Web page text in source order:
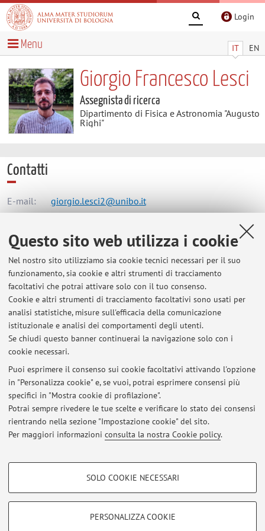
Questo sito web utilizza i cookie
Nel nostro sito utilizziamo sia cookie tecnici necessari per il suo
funzionamento, sia cookie e altri strumenti di tracciamento
facoltativi che potrai attivare solo con il tuo consenso.
Cookie e altri strumenti di tracciamento facoltativi sono usati per
analisi statistiche, misure sull'efficacia della comunicazione
istituzionale e analisi dei comportamenti degli utenti.
Se chiudi questo banner continuerai la navigazione solo con i
cookie necessari.
Puoi esprimere il consenso sui cookie facoltativi attivando l'opzione
in "Personalizza cookie" e, se vuoi, potrai esprimere consensi più
specifici in "Mostra cookie di profilazione".
Potrai sempre rivedere le tue scelte e verificare lo stato dei consensi
rientrando nella sezione "Impostazione cookie" del sito.
Per maggiori informazioni consulta la nostra Cookie policy.
COOKIE DI PROFILAZIONE - FACOLTATIVI
SOLO COOKIE NECESSARI
PERSONALIZZA COOKIE
Login
IT EN
Menu
Giorgio Francesco Lesci
Assegnista di ricerca
Dipartimento di Fisica e Astronomia "Augusto
Righi"
Contatti
E-mail: giorgio.lesci2@unibo.it
Dipartimento di Fisica e Astronomia "Augusto Righi"
Viale Berti Pichat 6/2, Bologna -Vai alla mappa
Risorse in rete
ORCID
Ultimi avvisi
Al momento non sono presenti avvisi.
Area riservata
Accedi tramiteloginper gestire tutti i contenuti del sito.